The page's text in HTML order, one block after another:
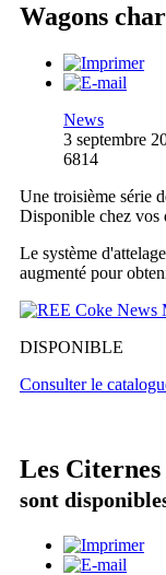
Wagons
News
3 septembre
6814
Une troisième série
Disponible chez vos
Le système
augmenté pour
DISPONIBLE
Consulter le
Les
sont